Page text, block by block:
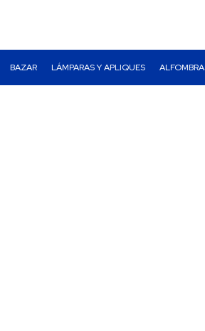
BAZAR LÁMPARAS Y APLIQUES